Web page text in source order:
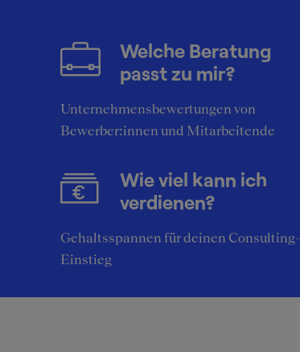
Welche Beratung
passt zu mir?
Unternehmensbewertungen von
Bewerber:innen und Mitarbeitende
Wie viel kann ich
verdienen?
Gehaltsspannen für deinen Consulting-
Einstieg